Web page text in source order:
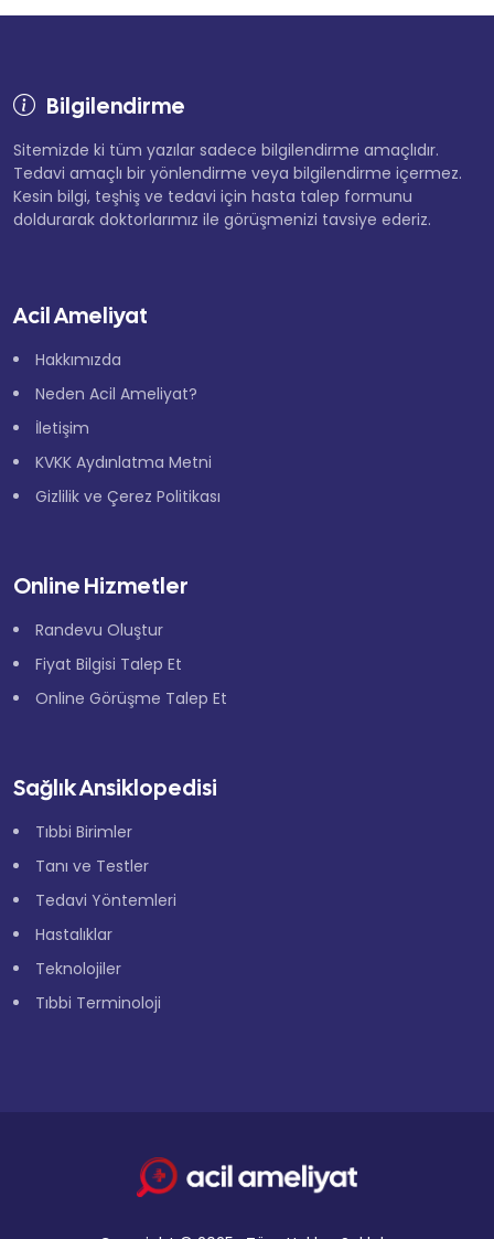
Bilgilendirme
Sitemizde ki tüm yazılar sadece bilgilendirme amaçlıdır.
Tedavi amaçlı bir yönlendirme veya bilgilendirme içermez.
Kesin bilgi, teşhiş ve tedavi için hasta talep formunu
doldurarak doktorlarımız ile görüşmenizi tavsiye ederiz.
Acil Ameliyat
Hakkımızda
Neden Acil Ameliyat?
İletişim
KVKK Aydınlatma Metni
Gizlilik ve Çerez Politikası
Online Hizmetler
Randevu Oluştur
Fiyat Bilgisi Talep Et
Online Görüşme Talep Et
Sağlık Ansiklopedisi
Tıbbi Birimler
Tanı ve Testler
Tedavi Yöntemleri
Hastalıklar
Teknolojiler
Tıbbi Terminoloji